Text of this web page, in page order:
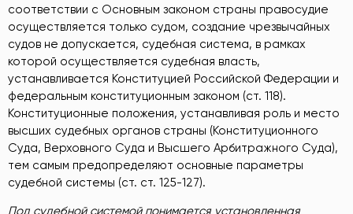
соответствии с Основным законом страны правосудие
осуществляется только судом, создание чрезвычайных
судов не допускается, судебная система, в рамках
которой осуществляется судебная власть,
устанавливается Конституцией Российской Федерации и
федеральным конституционным законом (ст. 118).
Конституционные положения, устанавливая роль и место
высших судебных органов страны (Конституционного
Суда, Верховного Суда и Высшего Арбитражного Суда),
тем самым предопределяют основные параметры
судебной системы (ст. ст. 125-127).
Под судебной системой понимается установленная